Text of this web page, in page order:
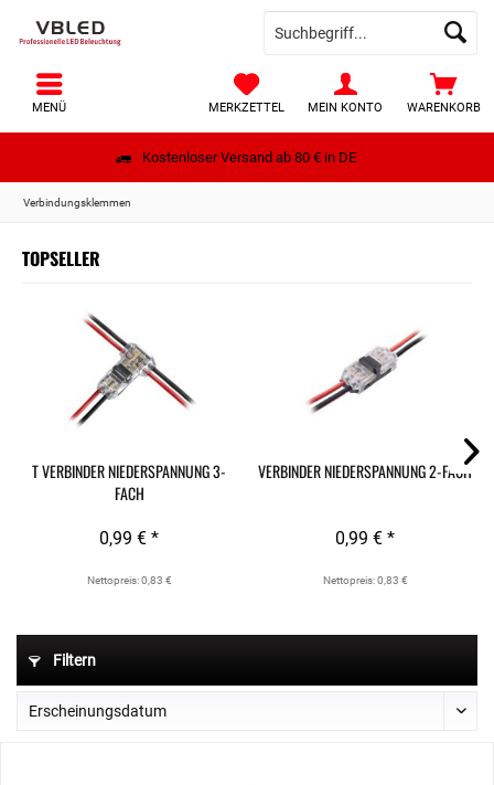
Kostenloser Versand ab 80 € in DE
WARENKORB
MERKZETTEL MEIN KONTO
MENÜ
Verbindungsklemmen
TOPSELLER
T VERBINDER NIEDERSPANNUNG 3-
FACH
0,99 € *
Nettopreis: 0,83 €
VERBINDER NIEDERSPANNUNG 2-FACH
0,99 € *
Nettopreis: 0,83 €
Filtern